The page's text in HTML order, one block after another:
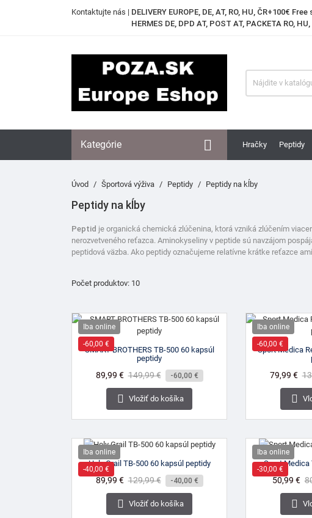
Kontaktujte nás | DELIVERY EUROPE, DE, AT, RO, HU, ČR+100€
HERMES DE, DPD AT, POST AT, PACKETA RO, HU,
Kategórie  Hračky Peptidy
Úvod Športová výživa Peptidy Peptidy na kĺby
Peptidy na kĺby
Peptid je organická chemická zlúčenina, ktorá vzniká zlúčením
nerozvetveného reťazca. Aminokyseliny v peptide sú navzájom
peptidová väzba. Ako peptidy označujeme relatívne krátke reťazce
Počet produktov: 10
Iba online
-60,00 €
SMART BROTHERS TB-500 60 kapsúl
peptidy
Cena
89,99 € Bežná
cena
149,99 € -60,00 €
 Vložiť do košíka
Iba online
-60,00 €
Sport Medica
Cena
79,99 €

Iba online
-40,00 €
Holy Grail TB-500 60 kapsúl peptidy
Cena
89,99 € Bežná
cena
129,99 € -40,00 €
 Vložiť do košíka
Iba online
-30,00 €
Sport Medica
Cena
50,99 €
